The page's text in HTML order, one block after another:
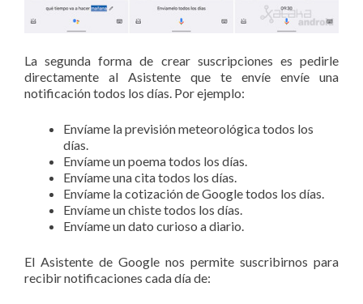
La segunda forma de crear suscripciones es pedirle
directamente al Asistente que te envíe envíe una
notificación todos los días. Por ejemplo:
Envíame la previsión meteorológica todos los
días.
Envíame un poema todos los días.
Envíame una cita todos los días.
Envíame la cotización de Google todos los días.
Envíame un chiste todos los días.
Envíame un dato curioso a diario.
El Asistente de Google nos permite suscribirnos para
recibir notificaciones cada día de: